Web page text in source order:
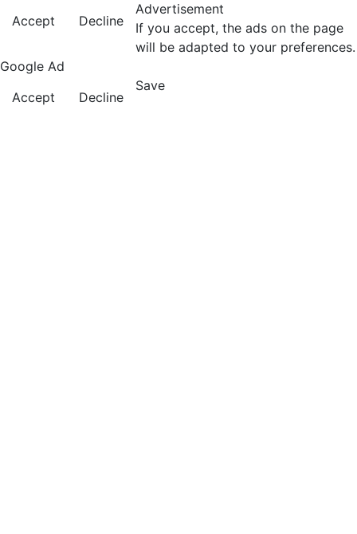
Accept
Decline
Advertisement
If you accept, the ads on the page
will be adapted to your preferences.
Google Ad
Accept
Decline
Save